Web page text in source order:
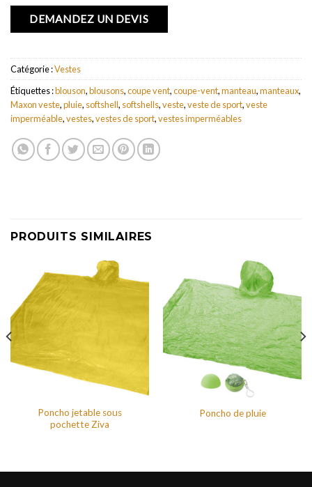
DEMANDEZ UN DEVIS
Catégorie :Vestes
Étiquettes :blouson,blousons,coupe vent,coupe-vent,manteau,manteaux,
Maxon veste,pluie, softshell, softshells,veste,veste de sport,veste
imperméable,vestes,vestes de sport,vestes imperméables
PRODUITS SIMILAIRES
Poncho jetable sous
pochette Ziva
Poncho de pluie